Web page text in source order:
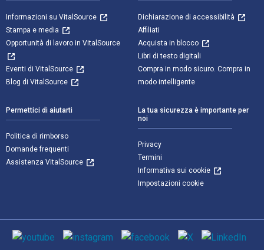
Informazioni su VitalSource
Stampa e media
Opportunità di lavoro in VitalSource
Eventi di VitalSource
Blog di VitalSource
Dichiarazione di accessibilità
Affiliati
Acquista in blocco
Libri di testo digitali
Compra in modo sicuro. Compra in
modo intelligente
Permettici di aiutarti
Politica di rimborso
Domande frequenti
Assistenza VitalSource
La tua sicurezza è importante per
noi
Privacy
Termini
Informativa sui cookie
Impostazioni cookie
Mezzi sociali